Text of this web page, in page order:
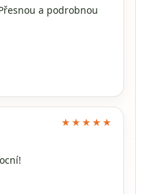
a podrobnou
★★★★★